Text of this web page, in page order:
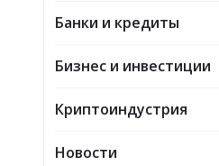
Банки и кредиты
Бизнес и инвестиции
Криптоиндустрия
Новости